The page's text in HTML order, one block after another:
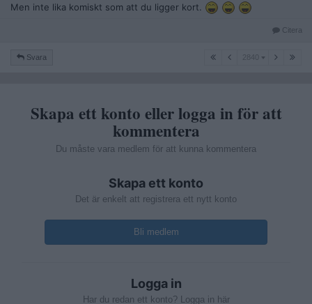
Men inte lika komiskt som att du ligger kort.
Citera
Svara 2840
Skapa ett konto eller logga in för att
kommentera
Du måste vara medlem för att kunna kommentera
Skapa ett konto
Det är enkelt att registrera ett nytt konto
Bli medlem
Logga in
Har du redan ett konto? Logga in här